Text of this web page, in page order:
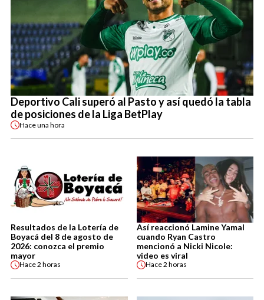
Deportivo Cali superó al Pasto y así quedó la tabla
de posiciones de la Liga BetPlay
Haceuna hora
Resultados de la Lotería de
Boyacá del 8 de agosto de
2026: conozca el premio
mayor
Hace2 horas
Así reaccionó Lamine Yamal
cuando Ryan Castro
mencionó a Nicki Nicole:
video es viral
Hace2 horas